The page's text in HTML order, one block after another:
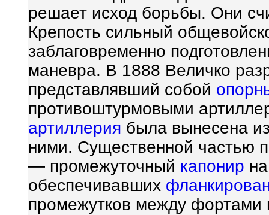
решает исход борьбы. Они
Крепость сильный
заблаговременно
маневра. В 1888 Величко
представлявший собой
противоштурмовыми
артиллерия была вынесена
ними. Существенной частью
— промежуточный капонир
обеспечивавших
промежутков между фортами